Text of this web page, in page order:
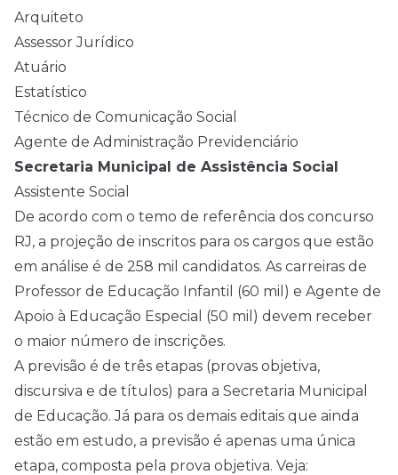
Arquiteto
Assessor Jurídico
Atuário
Estatístico
Técnico de Comunicação Social
Agente de Administração Previdenciário
Secretaria Municipal de Assistência Social
Assistente Social
De acordo com o temo de referência dos concurso
RJ, a projeção de inscritos para os cargos que estão
em análise é de 258 mil candidatos. As carreiras de
Professor de Educação Infantil (60 mil) e Agente de
Apoio à Educação Especial (50 mil) devem receber
o maior número de inscrições.
A previsão é de três etapas (provas objetiva,
discursiva e de títulos) para a Secretaria Municipal
de Educação. Já para os demais editais que ainda
estão em estudo, a previsão é apenas uma única
etapa, composta pela prova objetiva. Veja: